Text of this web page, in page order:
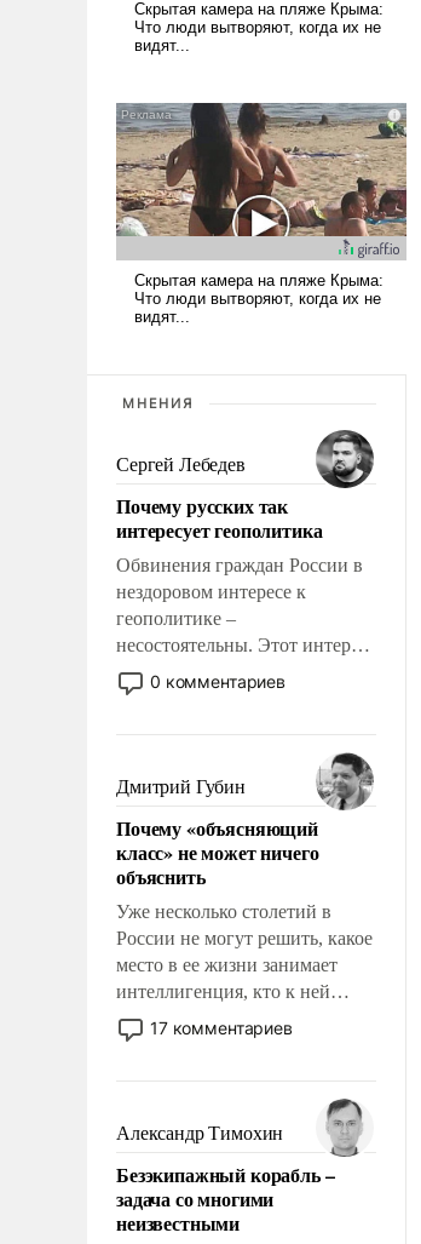
МНЕНИЯ
Сергей Лебедев
Почему русских так
интересует геополитика
Обвинения граждан России в
нездоровом интересе к
геополитике –
несостоятельны. Этот интерес
рационален и прагматичен. Он
обусловлен тысячелетним
фундаментальным знанием,
что мировая политика имеет
свойство заявляться на порог
нашего дома.
0 комментариев
Дмитрий Губин
Почему «объясняющий
класс» не может ничего
объяснить
Уже несколько столетий в
России не могут решить, какое
место в ее жизни занимает
интеллигенция, кто к ней
принадлежит, а кого из нее
исключили с правом
чем она отличается от просто
образованных людей. Иногда
казалось, что эти вопросы
решены раз и навсегда, но –
нет, не решены.
17 комментариев
Александр Тимохин
Безэкипажный корабль –
задача со многими
неизвестными